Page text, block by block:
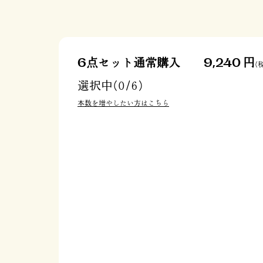
6点セット通常購入 9,240 円 (
選択中(0/6 )
本数を増やしたい方はこちら